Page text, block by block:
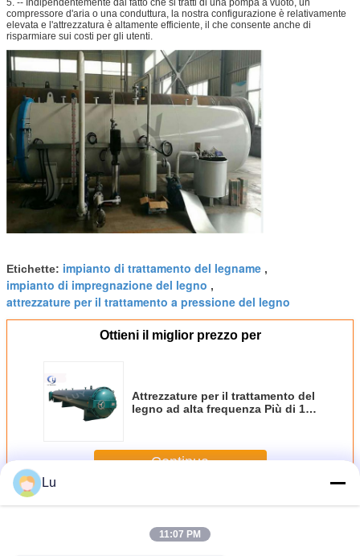
5. -- Indipendentemente dal fatto che si tratti di una pompa a vuoto, un
compressore d'aria o una conduttura, la nostra configurazione è relativamente
elevata e l'attrezzatura è altamente efficiente, il che consente anche di
risparmiare sui costi per gli utenti.
Etichette: impianto di trattamento del legname ,
impianto di impregnazione del legno ,
attrezzature per il trattamento a pressione del legno
Ottieni il miglior prezzo per
Attrezzature per il trattamento del
legno ad alta frequenza Più di 10
Continua
PiùImpianto di trattamento del legno
Lu
11:07 PM